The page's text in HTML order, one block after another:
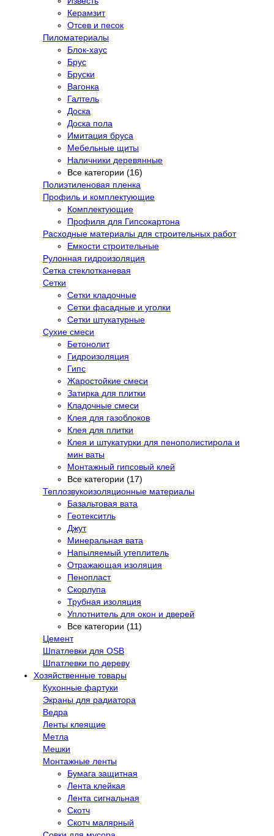
Керамзит
Отсев и песок
Пиломатериалы
Блок-хаус
Брус
Бруски
Вагонка
Галтель
Доска
Доска пола
Имитация бруса
Мебельные щиты
Наличники деревянные
Все категории (16)
Полиэтиленовая пленка
Профиль и комплектующие
Комплектующие
Профиля для Гипсокартона
Расходные материалы для строительных работ
Емкости строительные
Рулонная гидроизоляция
Сетка стеклотканевая
Сетки
Сетки кладочные
Сетки фасадные и уголки
Сетки штукатурные
Сухие смеси
Бетонолит
Гидроизоляция
Гипс
Жаростойкие смеси
Затирка для плитки
Кладочные смеси
Клея для газоблоков
Клея для плитки
Клея и штукатурки для пенополистирола и
мин ваты
Монтажный гипсовый клей
Все категории (17)
Теплозвукоизоляционные материалы
Базальтовая вата
Геотекситль
Джут
Минеральная вата
Напыляемый утеплитель
Отражающая изоляция
Пенопласт
Скорлупа
Трубная изоляция
Уплотнитель для окон и дверей
Все категории (11)
Цемент
Шпатлевки для OSB
Шпатлевки по дереву
Хозяйственные товары
Кухонные фартуки
Экраны для радиатора
Ведра
Ленты клеящие
Метла
Мешки
Монтажные ленты
Бумага защитная
Лента клейкая
Лента сигнальная
Скотч
Скотч малярный